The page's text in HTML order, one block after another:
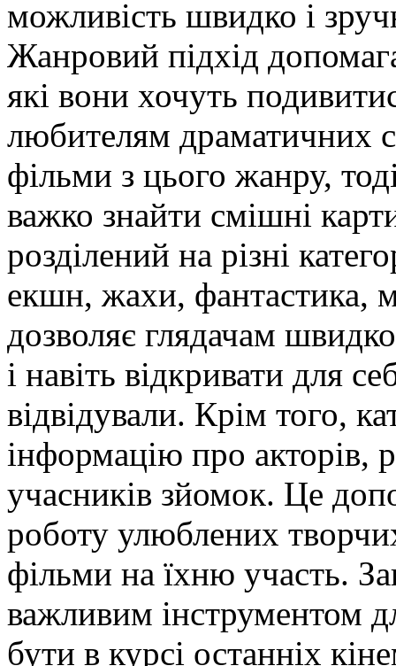
можливість швидко і
Жанровий підхід
які вони хочуть
любителям драматичних
фільми з цього жанру,
важко знайти смішні
розділений на різні
екшн, жахи, фантастика,
дозволяє глядачам
і навіть відкривати для
відвідували. Крім того,
інформацію про акторів,
учасників зйомок. Це
роботу улюблених
фільми на їхню участь.
важливим інструментом
бути в курсі останніх